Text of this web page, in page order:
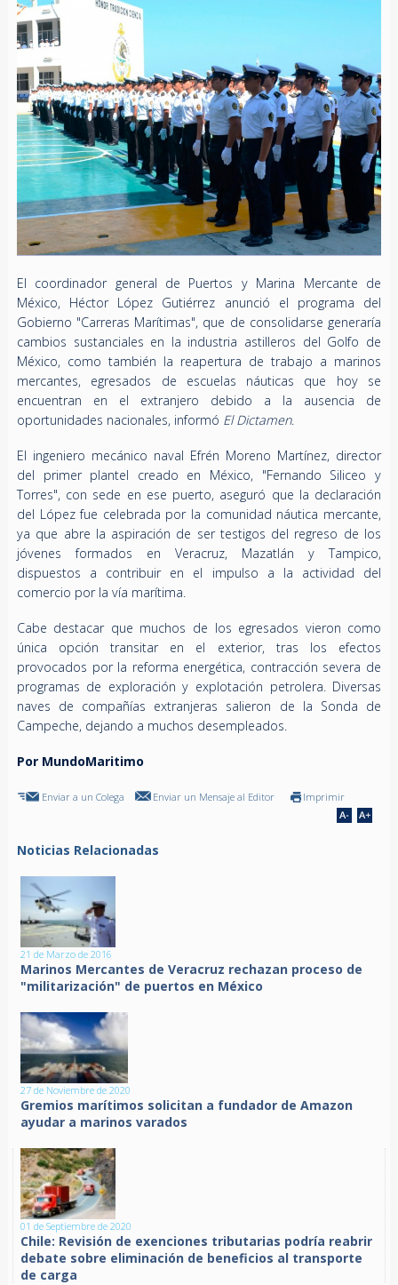
El coordinador general de Puertos y Marina Mercante de
México, Héctor López Gutiérrez anunció el programa del
Gobierno "Carreras Marítimas", que de consolidarse generaría
cambios sustanciales en la industria astilleros del Golfo de
México, como también la reapertura de trabajo a marinos
mercantes, egresados de escuelas náuticas que hoy se
encuentran en el extranjero debido a la ausencia de
oportunidades nacionales, informó El Dictamen.
El ingeniero mecánico naval Efrén Moreno Martínez, director
del primer plantel creado en México, "Fernando Siliceo y
Torres", con sede en ese puerto, aseguró que la declaración
del López fue celebrada por la comunidad náutica mercante,
ya que abre la aspiración de ser testigos del regreso de los
jóvenes formados en Veracruz, Mazatlán y Tampico,
dispuestos a contribuir en el impulso a la actividad del
comercio por la vía marítima.
Cabe destacar que muchos de los egresados vieron como
única opción transitar en el exterior, tras los efectos
provocados por la reforma energética, contracción severa de
programas de exploración y explotación petrolera. Diversas
naves de compañías extranjeras salieron de la Sonda de
Campeche, dejando a muchos desempleados.
Por MundoMaritimo
Enviar a un Colega Enviar un Mensaje al Editor Imprimir
Noticias Relacionadas
21 de Marzo de 2016
Marinos Mercantes de Veracruz rechazan proceso de
"militarización" de puertos en México
27 de Noviembre de 2020
Gremios marítimos solicitan a fundador de Amazon
ayudar a marinos varados
01 de Septiembre de 2020
Chile: Revisión de exenciones tributarias podría reabrir
debate sobre eliminación de beneficios al transporte
de carga